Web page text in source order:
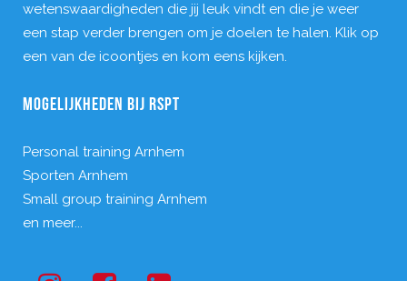
wetenswaardigheden die jij leuk vindt en die je weer
een stap verder brengen om je doelen te halen. Klik op
een van de icoontjes en kom eens kijken.
MOGELIJKHEDEN BIJ RSPT
Personal training Arnhem
Sporten Arnhem
Small group training Arnhem
en meer...